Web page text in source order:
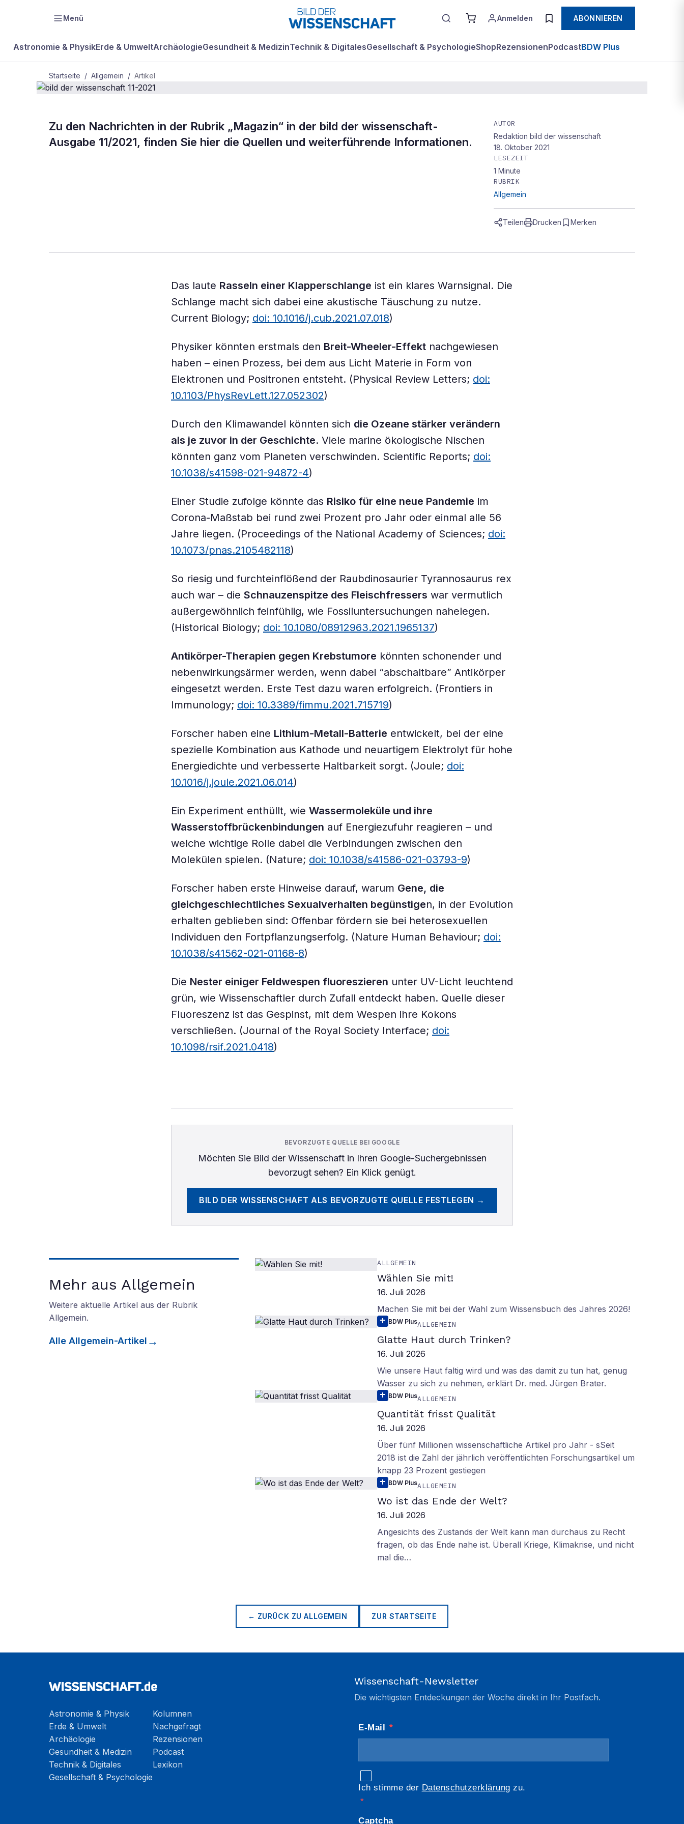
Menü Anmelden ABONNIEREN
Astronomie & PhysikErde & UmweltArchäologieGesundheit & MedizinTechnik & DigitalesGesellschaft & PsychologieShopRezensionenPodcastBDW Plus
Startseite / Allgemein / Artikel
ALLGEMEIN
bild der wissenschaft
Zu den Nachrichten in der Rubrik „Magazin“ in der bild der wissenschaft-
Ausgabe 11/2021, finden Sie hier die Quellen und weiterführende Informationen.
AUTOR
Redaktion bild der wissenschaft
18. Oktober 2021
LESEZEIT
1 Minute
RUBRIK
Allgemein
Teilen Drucken Merken
Das laute Rasseln einer Klapperschlange ist ein klares Warnsignal. Die
Schlange macht sich dabei eine akustische Täuschung zu nutze.
Current Biology; doi: 10.1016/j.cub.2021.07.018)
Physiker könnten erstmals den Breit-Wheeler-Effekt nachgewiesen
haben – einen Prozess, bei dem aus Licht Materie in Form von
Elektronen und Positronen entsteht. (Physical Review Letters; doi:
10.1103/PhysRevLett.127.052302)
Durch den Klimawandel könnten sich die Ozeane stärker verändern
als je zuvor in der Geschichte. Viele marine ökologische Nischen
könnten ganz vom Planeten verschwinden. Scientific Reports; doi:
10.1038/s41598-021-94872-4)
Einer Studie zufolge könnte das Risiko für eine neue Pandemie im
Corona-Maßstab bei rund zwei Prozent pro Jahr oder einmal alle 56
Jahre liegen. (Proceedings of the National Academy of Sciences; doi:
10.1073/pnas.2105482118)
So riesig und furchteinflößend der Raubdinosaurier Tyrannosaurus rex
auch war – die Schnauzenspitze des Fleischfressers war vermutlich
außergewöhnlich feinfühlig, wie Fossiluntersuchungen nahelegen.
(Historical Biology; doi: 10.1080/08912963.2021.1965137)
Antikörper-Therapien gegen Krebstumore könnten schonender und
nebenwirkungsärmer werden, wenn dabei “abschaltbare” Antikörper
eingesetzt werden. Erste Test dazu waren erfolgreich. (Frontiers in
Immunology; doi: 10.3389/fimmu.2021.715719)
Forscher haben eine Lithium-Metall-Batterie entwickelt, bei der eine
spezielle Kombination aus Kathode und neuartigem Elektrolyt für hohe
Energiedichte und verbesserte Haltbarkeit sorgt. (Joule; doi:
10.1016/j.joule.2021.06.014)
Ein Experiment enthüllt, wie Wassermoleküle und ihre
Wasserstoffbrückenbindungen auf Energiezufuhr reagieren – und
welche wichtige Rolle dabei die Verbindungen zwischen den
Molekülen spielen. (Nature; doi: 10.1038/s41586-021-03793-9)
Forscher haben erste Hinweise darauf, warum Gene, die
gleichgeschlechtliches Sexualverhalten begünstigen, in der Evolution
erhalten geblieben sind: Offenbar fördern sie bei heterosexuellen
Individuen den Fortpflanzungserfolg. (Nature Human Behaviour; doi:
10.1038/s41562-021-01168-8)
Die Nester einiger Feldwespen fluoreszieren unter UV-Licht leuchtend
grün, wie Wissenschaftler durch Zufall entdeckt haben. Quelle dieser
Fluoreszenz ist das Gespinst, mit dem Wespen ihre Kokons
verschließen. (Journal of the Royal Society Interface; doi:
10.1098/rsif.2021.0418)
BEVORZUGTE QUELLE BEI GOOGLE
Möchten Sie Bild der Wissenschaftin Ihren Google-Suchergebnissen
bevorzugt sehen? Ein Klick genügt.
BILD DER WISSENSCHAFT ALS BEVORZUGTE QUELLE FESTLEGEN →
Mehr aus Allgemein
Weitere aktuelle Artikel aus der Rubrik
Allgemein.
Alle Allgemein-Artikel
ALLGEMEIN
Wählen Sie mit!
16. Juli 2026
Machen Sie mit bei der Wahl zum Wissensbuch des Jahres 2026!
BDW PlusALLGEMEIN
Glatte Haut durch Trinken?
16. Juli 2026
Wie unsere Haut faltig wird und was das damit zu tun hat, genug
Wasser zu sich zu nehmen, erklärt Dr. med. Jürgen Brater.
BDW PlusALLGEMEIN
Quantität frisst Qualität
16. Juli 2026
Über fünf Millionen wissenschaftliche Artikel pro Jahr - sSeit
2018 ist die Zahl der jährlich veröffentlichten Forschungsartikel um
knapp 23 Prozent gestiegen
BDW PlusALLGEMEIN
Wo ist das Ende der Welt?
16. Juli 2026
Angesichts des Zustands der Welt kann man durchaus zu Recht
fragen, ob das Ende nahe ist. Überall Kriege, Klimakrise, und nicht
mal die…
← ZURÜCK ZUALLGEMEIN ZUR STARTSEITE
Astronomie & Physik
Erde & Umwelt
Archäologie
Gesundheit & Medizin
Technik & Digitales
Gesellschaft & Psychologie
Kolumnen
Nachgefragt
Rezensionen
Podcast
Lexikon
Wissenschaft-Newsletter
Die wichtigsten Entdeckungen der Woche direkt in Ihr Postfach.